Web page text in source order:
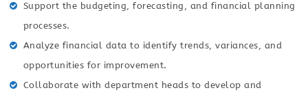
Support the budgeting, forecasting, and financial planning
processes.
Analyze financial data to identify trends, variances, and
opportunities for improvement.
Collaborate with department heads to develop and